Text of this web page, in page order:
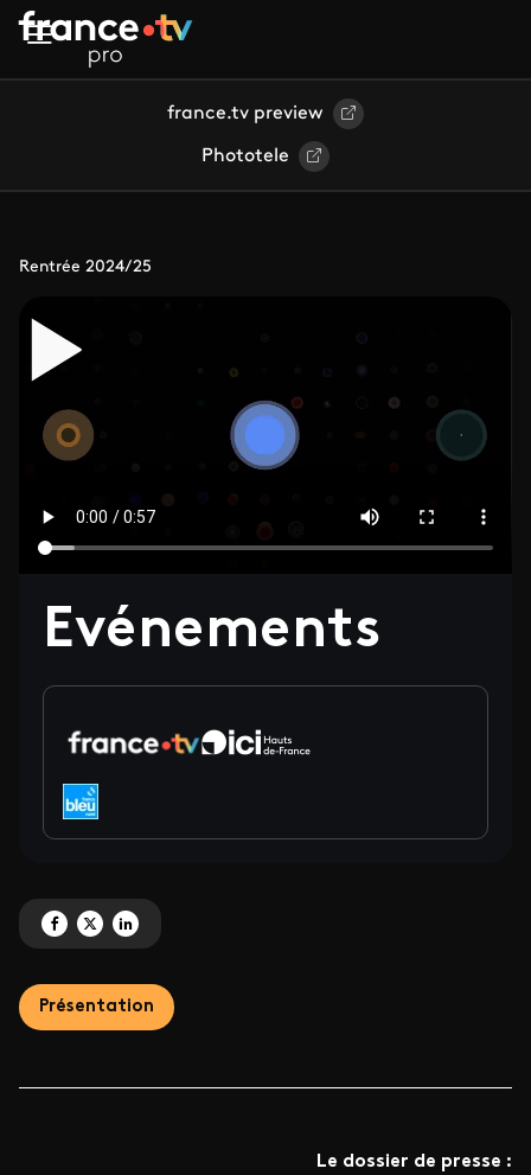
Aller au contenu principal
france.tv preview
Phototele
Rentrée 2024/25
Evénements
Partagez 'Evénements' sur Facebook
Partagez 'Evénements' sur X
Partagez 'Evénements' sur LinkedIn
Présentation
Le dossier de presse :